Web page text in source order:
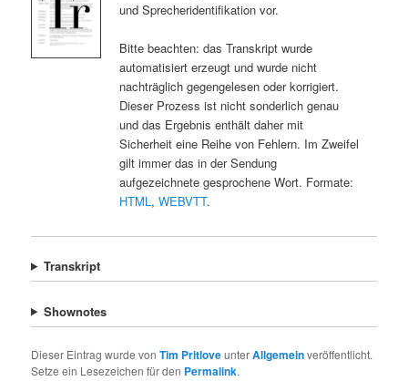
und Sprecheridentifikation vor.
Bitte beachten: das Transkript wurde
automatisiert erzeugt und wurde nicht
nachträglich gegengelesen oder korrigiert.
Dieser Prozess ist nicht sonderlich genau
und das Ergebnis enthält daher mit
Sicherheit eine Reihe von Fehlern. Im Zweifel
gilt immer das in der Sendung
aufgezeichnete gesprochene Wort. Formate:
HTML, WEBVTT.
Transkript
Shownotes
Dieser Eintrag wurde vonTim PritloveunterAllgemeinveröffentlicht.
Setze ein Lesezeichen für den Permalink.